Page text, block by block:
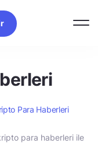
Para Haberleri
para haberleri ile